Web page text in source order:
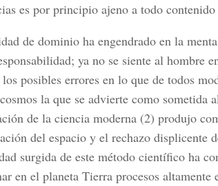
es por principio ajeno a todo
de dominio ha engendrado en la
ya no se siente al hombre
los posibles errores en lo que de todos
la que se advierte como sometida
de la ciencia moderna (2) produjo
del espacio y el rechazo displicente
surgida de este método científico ha
en el planeta Tierra procesos